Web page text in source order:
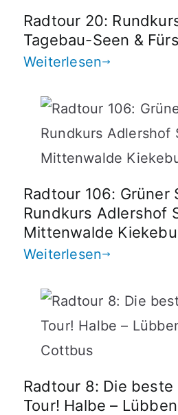
Radtour 20:
Tagebau-Seen &
Weiterlesen
Radtour 106: Grüner
Rundkurs Adlershof
Mittenwalde
Weiterlesen
Radtour 8: Die
Tour! Halbe –